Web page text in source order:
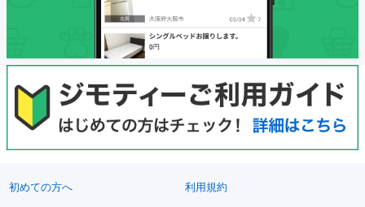
初めての方へ 利用規約